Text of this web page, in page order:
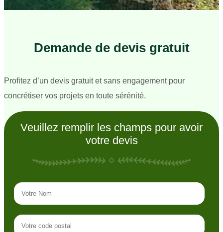
Demande de devis gratuit
Profitez d’un devis gratuit et sans engagement pour
concrétiser vos projets en toute sérénité.
Veuillez remplir les champs pour avoir
votre devis